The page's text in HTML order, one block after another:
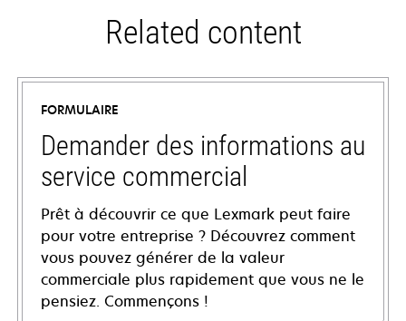
Related content
FORMULAIRE
Demander des informations au
service commercial
Prêt à découvrir ce que Lexmark peut faire
pour votre entreprise ? Découvrez comment
vous pouvez générer de la valeur
commerciale plus rapidement que vous ne le
pensiez. Commençons !